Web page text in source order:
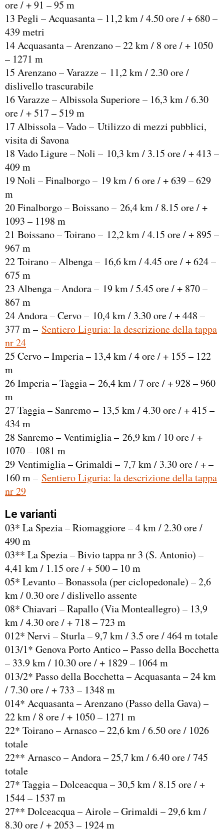
ore / + 91 – 95 m
13 Pegli – Acquasanta – 11,2 km / 4.50 ore / + 680 –
439 metri
14 Acquasanta – Arenzano – 22 km / 8 ore / + 1050
– 1271 m
15 Arenzano – Varazze – 11,2 km / 2.30 ore /
dislivello trascurabile
16 Varazze – Albissola Superiore – 16,3 km / 6.30
ore / + 517 – 519 m
17 Albissola – Vado – Utilizzo di mezzi pubblici,
visita di Savona
18 Vado Ligure – Noli – 10,3 km / 3.15 ore / + 413 –
409 m
19 Noli – Finalborgo – 19 km / 6 ore / + 639 – 629
m
20 Finalborgo – Boissano – 26,4 km / 8.15 ore / +
1093 – 1198 m
21 Boissano – Toirano – 12,2 km / 4.15 ore / + 895 –
967 m
22 Toirano – Albenga – 16,6 km / 4.45 ore / + 624 –
675 m
23 Albenga – Andora – 19 km / 5.45 ore / + 870 –
867 m
24 Andora – Cervo – 10,4 km / 3.30 ore / + 448 –
377 m – Sentiero Liguria: la descrizione della tappa
nr 24
25 Cervo – Imperia – 13,4 km / 4 ore / + 155 – 122
m
26 Imperia – Taggia – 26,4 km / 7 ore / + 928 – 960
m
27 Taggia – Sanremo – 13,5 km / 4.30 ore / + 415 –
434 m
28 Sanremo – Ventimiglia – 26,9 km / 10 ore / +
1070 – 1081 m
29 Ventimiglia – Grimaldi – 7,7 km / 3.30 ore / + –
160 m – Sentiero Liguria: la descrizione della tappa
nr 29
Le varianti
03* La Spezia – Riomaggiore – 4 km / 2.30 ore /
490 m
03** La Spezia – Bivio tappa nr 3 (S. Antonio) –
4,41 km / 1.15 ore / + 500 – 10 m
05* Levanto – Bonassola (per ciclopedonale) – 2,6
km / 0.30 ore / dislivello assente
08* Chiavari – Rapallo (Via Monteallegro) – 13,9
km / 4.30 ore / + 718 – 723 m
012* Nervi – Sturla – 9,7 km / 3.5 ore / 464 m totale
013/1* Genova Porto Antico – Passo della Bocchetta
– 33.9 km / 10.30 ore / + 1829 – 1064 m
013/2* Passo della Bocchetta – Acquasanta – 24 km
/ 7.30 ore / + 733 – 1348 m
014* Acquasanta – Arenzano (Passo della Gava) –
22 km / 8 ore / + 1050 – 1271 m
22* Toirano – Arnasco – 22,6 km / 6.50 ore / 1026
totale
22** Arnasco – Andora – 25,7 km / 6.40 ore / 745
totale
27* Taggia – Dolceacqua – 30,5 km / 8.15 ore / +
1544 – 1537 m
27** Dolceacqua – Airole – Grimaldi – 29,6 km /
8.30 ore / + 2053 – 1924 m